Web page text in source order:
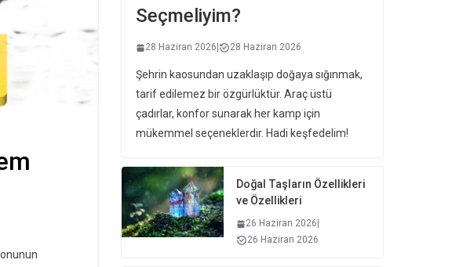
Seçmeliyim?
28 Haziran 2026 28 Haziran 2026
Şehrin kaosundan uzaklaşıp doğaya sığınmak,
tarif edilemez bir özgürlüktür. Araç üstü
çadırlar, konfor sunarak her kamp için
mükemmel seçeneklerdir. Hadi keşfedelim!
Doğal Taşların Özellikleri
ve Özellikleri
26 Haziran 2026
26 Haziran 2026